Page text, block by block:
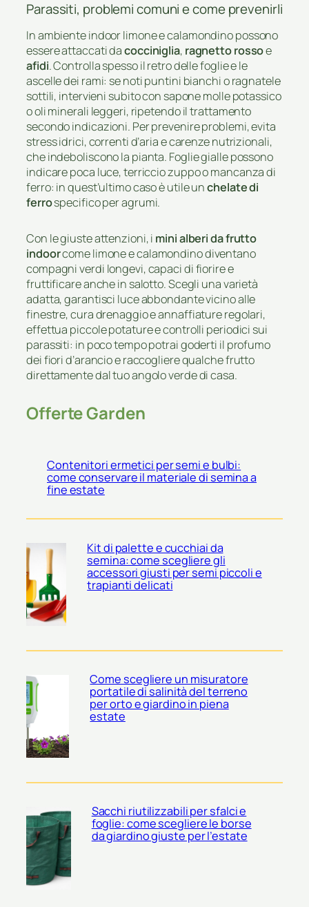
Parassiti, problemi comuni e come prevenirli
In ambiente indoor limone e calamondino possono
essere attaccati dacocciniglia, ragnetto rossoe
afidi. Controlla spesso il retro delle foglie e le
ascelle dei rami: se noti puntini bianchi o ragnatele
sottili, intervieni subito con sapone molle potassico
o oli minerali leggeri, ripetendo il trattamento
secondo indicazioni. Per prevenire problemi, evita
stress idrici, correnti d’aria e carenze nutrizionali,
che indeboliscono la pianta. Foglie gialle possono
indicare poca luce, terriccio zuppo o mancanza di
ferro: in quest’ultimo caso è utile unchelate di
ferrospecifico per agrumi.
Con le giuste attenzioni, i mini alberi da frutto
indoorcome limone e calamondino diventano
compagni verdi longevi, capaci di fiorire e
fruttificare anche in salotto. Scegli una varietà
adatta, garantisci luce abbondante vicino alle
finestre, cura drenaggio e annaffiature regolari,
effettua piccole potature e controlli periodici sui
parassiti: in poco tempo potrai goderti il profumo
dei fiori d’arancio e raccogliere qualche frutto
direttamente dal tuo angolo verde di casa.
Offerte Garden
Contenitori ermetici per semi e bulbi:
come conservare il materiale di semina a
fine estate
Kit di palette e cucchiai da
semina: come scegliere gli
accessori giusti per semi piccoli e
trapianti delicati
Come scegliere un misuratore
portatile di salinità del terreno
per orto e giardino in piena
estate
Sacchi riutilizzabili per sfalci e
foglie: come scegliere le borse
da giardino giuste per l’estate